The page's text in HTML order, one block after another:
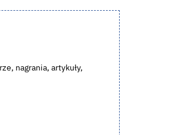
nagrania, artykuły,